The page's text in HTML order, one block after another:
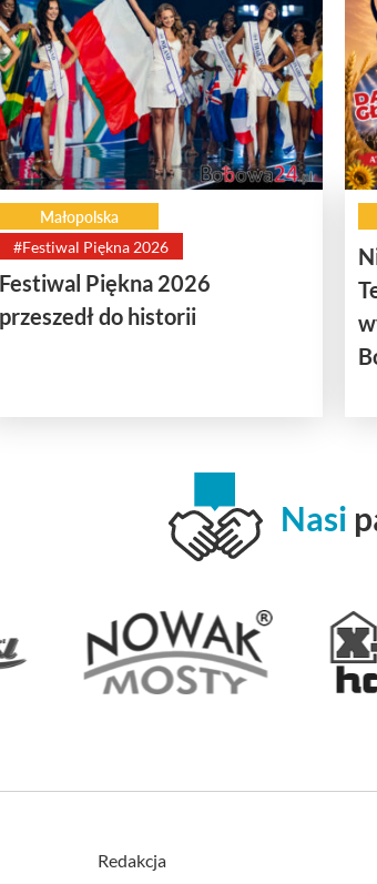
Małopolska
#Festiwal Piękna 2026
Festiwal Piękna 2026
przeszedł do historii
Nasi
Redakcja